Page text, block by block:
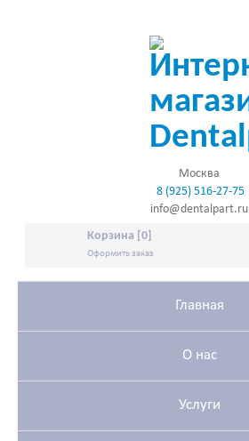
Москва
8 (925) 516-27-75
info@dentalpart.ru
Корзина [0]
Оформить заказ
Главная
О нас
Услуги